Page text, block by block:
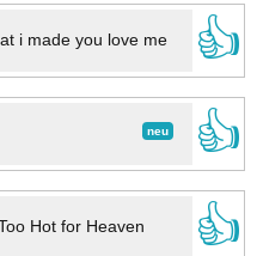
i made you love me
👍
neu
👍
Hot for Heaven
👍